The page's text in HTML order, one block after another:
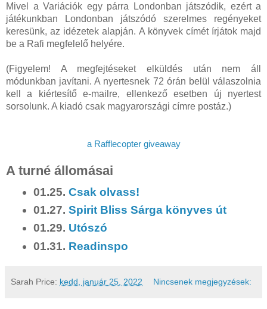
Mivel a Variációk egy párra Londonban játszódik, ezért a
játékunkban Londonban játszódó szerelmes regényeket
keresünk, az idézetek alapján. A könyvek címét írjátok majd
be a Rafi megfelelő helyére.
(Figyelem! A megfejtéseket elküldés után nem áll
módunkban javítani. A nyertesnek 72 órán belül válaszolnia
kell a kiértesítő e-mailre, ellenkező esetben új nyertest
sorsolunk. A kiadó csak magyarországi címre postáz.)
a Rafflecopter giveaway
A turné állomásai
01.25.Csak olvass!
01.27.Spirit Bliss Sárga könyves út
01.29. Utószó
01.31. Readinspo
Sarah Price: kedd, január 25, 2022 Nincsenek megjegyzések: